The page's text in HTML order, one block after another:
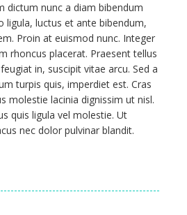
dictum nunc a diam bibendum
ligula, luctus et ante bibendum,
Proin at euismod nunc. Integer
rhoncus placerat. Praesent tellus
in, suscipit vitae arcu. Sed a
turpis quis, imperdiet est. Cras
molestie lacinia dignissim ut nisl.
quis ligula vel molestie. Ut
nec dolor pulvinar blandit.